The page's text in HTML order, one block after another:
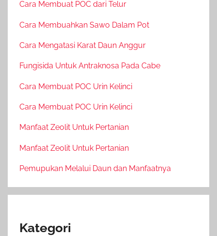
Cara Membuat POC dari Telur
Cara Membuahkan Sawo Dalam Pot
Cara Mengatasi Karat Daun Anggur
Fungisida Untuk Antraknosa Pada Cabe
Cara Membuat POC Urin Kelinci
Cara Membuat POC Urin Kelinci
Manfaat Zeolit Untuk Pertanian
Manfaat Zeolit Untuk Pertanian
Pemupukan Melalui Daun dan Manfaatnya
Kategori